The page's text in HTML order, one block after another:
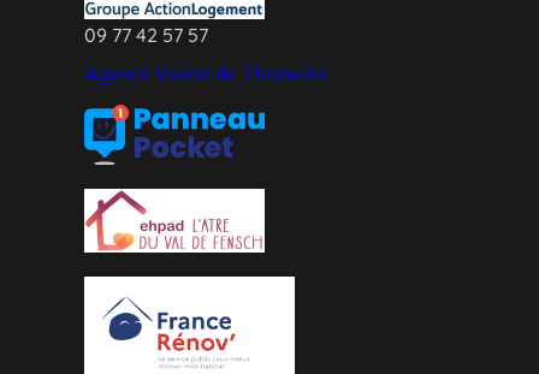
09 77 42 57 57
Agence Vivest de Thionville